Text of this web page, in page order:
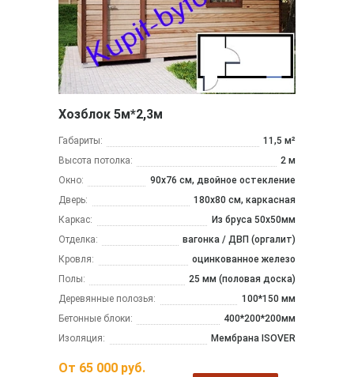
Хозблок 5м*2,3м
Габариты:
11,5 м²
Высота потолка:
2 м
Окно:
90х76 см, двойное остекление
Дверь:
180х80 см, каркасная
Каркас:
Из бруса 50x50мм
Отделка:
вагонка / ДВП (оргалит)
Кровля:
оцинкованное железо
Полы:
25 мм (половая доска)
Деревянные полозья:
100*150 мм
Бетонные блоки:
400*200*200мм
Изоляция:
Мембрана ISOVER
От 65 000 руб.